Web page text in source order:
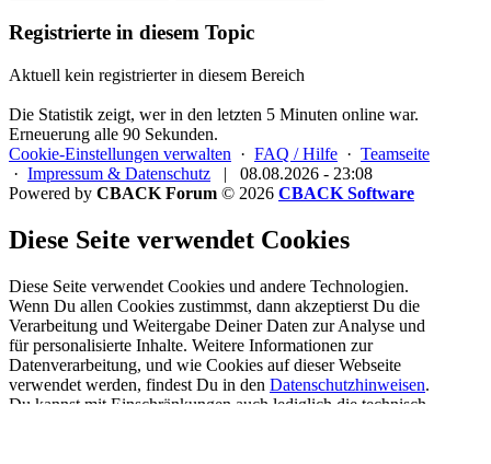
Registrierte in diesem Topic
Aktuell kein registrierter in diesem Bereich
Die Statistik zeigt, wer in den letzten 5 Minuten online war.
Erneuerung alle 90 Sekunden.
Cookie-Einstellungen verwalten · FAQ / Hilfe · Teamseite
· Impressum & Datenschutz |
08.08.2026 - 23:08
Powered by CBACK Forum © 2026 CBACK Software
Diese Seite verwendet Cookies
Diese Seite verwendet Cookies und andere Technologien.
Wenn Du allen Cookies zustimmst, dann akzeptierst Du die
Verarbeitung und Weitergabe Deiner Daten zur Analyse und
für personalisierte Inhalte. Weitere Informationen zur
Datenverarbeitung, und wie Cookies auf dieser Webseite
verwendet werden, findest Du in den Datenschutzhinweisen.
Du kannst mit Einschränkungen auch lediglich die technisch